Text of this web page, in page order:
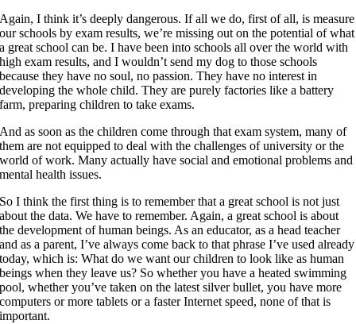
Again, I think it’s deeply dangerous. If all we do, first of all, is measure
our schools by exam results, we’re missing out on the potential of what
a great school can be. I have been into schools all over the world with
high exam results, and I wouldn’t send my dog to those schools
because they have no soul, no passion. They have no interest in
developing the whole child. They are purely factories like a battery
farm, preparing children to take exams.
And as soon as the children come through that exam system, many of
them are not equipped to deal with the challenges of university or the
world of work. Many actually have social and emotional problems and
mental health issues.
So I think the first thing is to remember that a great school is not just
about the data. We have to remember. Again, a great school is about
the development of human beings. As an educator, as a head teacher
and as a parent, I’ve always come back to that phrase I’ve used already
today, which is: What do we want our children to look like as human
beings when they leave us? So whether you have a heated swimming
pool, whether you’ve taken on the latest silver bullet, you have more
computers or more tablets or a faster Internet speed, none of that is
important.